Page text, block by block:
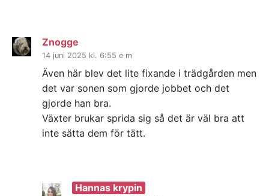
Znogge
14 juni 2025 kl. 6:55 e m
Även här blev det lite fixande i trädgården men
det var sonen som gjorde jobbet och det
gjorde han bra.
Växter brukar sprida sig så det är väl bra att
inte sätta dem för tätt.
Hannas krypin